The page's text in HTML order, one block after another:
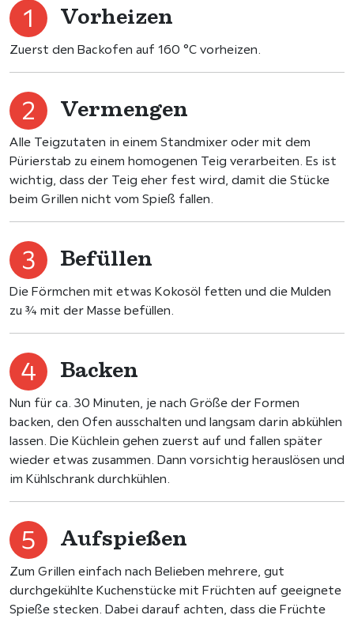
Vorheizen
Zuerst den Backofen auf 160 °C vorheizen.
Vermengen
Alle Teigzutaten in einem Standmixer oder mit dem
Pürierstab zu einem homogenen Teig verarbeiten. Es ist
wichtig, dass der Teig eher fest wird, damit die Stücke
beim Grillen nicht vom Spieß fallen.
Befüllen
Die Förmchen mit etwas Kokosöl fetten und die Mulden
zu ¾ mit der Masse befüllen.
Backen
Nun für ca. 30 Minuten, je nach Größe der Formen
backen, den Ofen ausschalten und langsam darin abkühlen
lassen. Die Küchlein gehen zuerst auf und fallen später
wieder etwas zusammen. Dann vorsichtig herauslösen und
im Kühlschrank durchkühlen.
Aufspießen
Zum Grillen einfach nach Belieben mehrere, gut
durchgekühlte Kuchenstücke mit Früchten auf geeignete
Spieße stecken. Dabei darauf achten, dass die Früchte